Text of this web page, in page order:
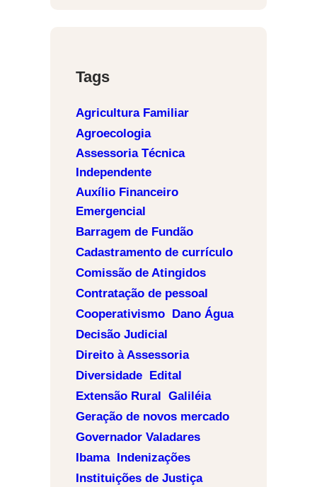
Tags
Agricultura Familiar
Agroecologia
Assessoria Técnica
Independente
Auxílio Financeiro
Emergencial
Barragem de Fundão
Cadastramento de currículo
Comissão de Atingidos
Contratação de pessoal
Cooperativismo Dano Água
Decisão Judicial
Direito à Assessoria
Diversidade Edital
Extensão Rural Galiléia
Geração de novos mercado
Governador Valadares
Ibama Indenizações
Instituições de Justiça